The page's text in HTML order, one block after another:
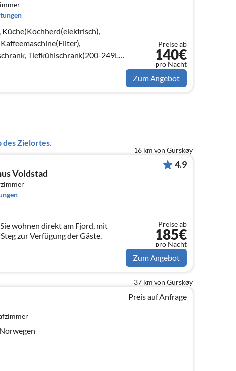
Küche(Kochherd(elektrisch),
Tiefkühlschrank(200-249L),
Preise ab
140€
pro Nacht
Zum Angebot
des Zielortes.
16 km von Gurskøy
Voldstad
wohnen direkt am Fjord, mit
zur Verfügung der Gäste.
4.9
Preise ab
185€
pro Nacht
Zum Angebot
37 km von Gurskøy
Preis auf Anfrage